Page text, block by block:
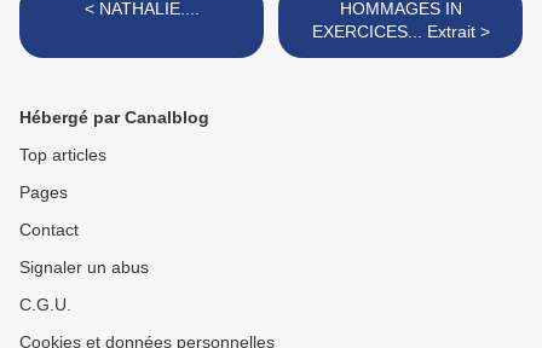
< NATHALIE....
HOMMAGES IN
EXERCICES... Extrait >
Hébergé par Canalblog
Top articles
Pages
Contact
Signaler un abus
C.G.U.
Cookies et données personnelles